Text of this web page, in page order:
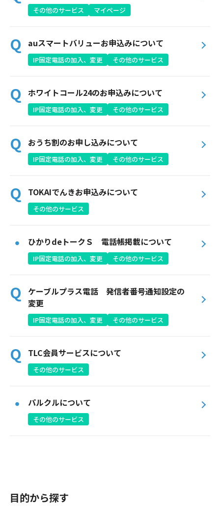
パンフレット・チラシ
お知らせ
ウェブサイトのご利用について
安全・安心マーク
放送番組審議会議事録
情報セキュリティ基本方針
プライバシーポリシー
目的から探す
その他のサービス マイページ
auスマートバリューお申込みについて
IP固定電話の加入、変更 その他のサービス
ホワイトコール24のお申込みについて
IP固定電話の加入、変更 その他のサービス
おうち割のお申し込みについて
IP固定電話の加入、変更 その他のサービス
TOKAIでんきお申込みについて
その他のサービス
ひかりdeトークＳ 電話帳掲載について
IP固定電話の加入、変更 その他のサービス
ケーブルプラス電話 発信者番号通知設定の
変更
IP固定電話の加入、変更 その他のサービス
TLC会員サービスについて
その他のサービス
パルクルについて
その他のサービス